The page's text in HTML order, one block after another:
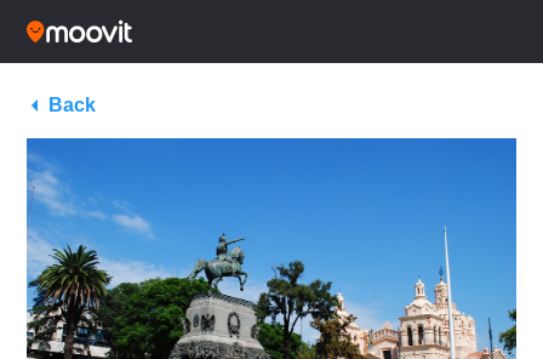
Back